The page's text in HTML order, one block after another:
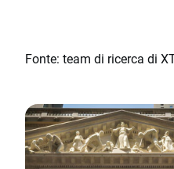
Fonte: team di ricerca di